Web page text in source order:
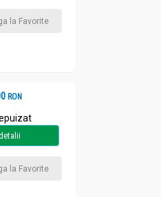
la Favorite
RON
la Favorite